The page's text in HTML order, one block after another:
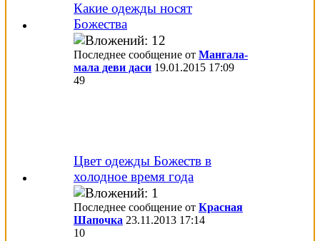
Какие одежды носят
Божества
Последнее сообщение от Мангала-
мала деви даси 19.01.2015 17:09
49
Цвет одежды Божеств в
холодное время года
Последнее сообщение от Красная
Шапочка 23.11.2013 17:14
10